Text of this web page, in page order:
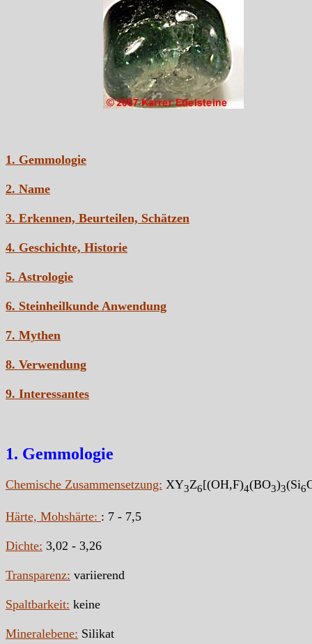
1. Gemmologie
2. Name
3. Erkennen, Beurteilen, Schätzen
4. Geschichte, Historie
5. Astrologie
6. Steinheilkunde Anwendung
7. Mythen
8. Verwendung
9. Interessantes
1. Gemmologie
Chemische Zusammensetzung: XY3Z6[(OH,F)4(BO3)3(Si6
Härte, Mohshärte: : 7 - 7,5
Dichte: 3,02 - 3,26
Transparenz: variierend
Spaltbarkeit: keine
Mineralebene: Silikat